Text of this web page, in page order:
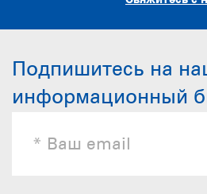
Подпишитесь на
информационный